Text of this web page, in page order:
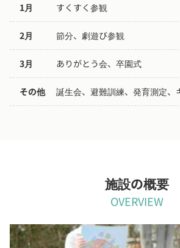
1月 すくすく参観
2月 節分、劇遊び参観
3月 ありがとう会、卒園式
その他 誕生会、避難訓練、発育測定、
施設の概要
OVERVIEW